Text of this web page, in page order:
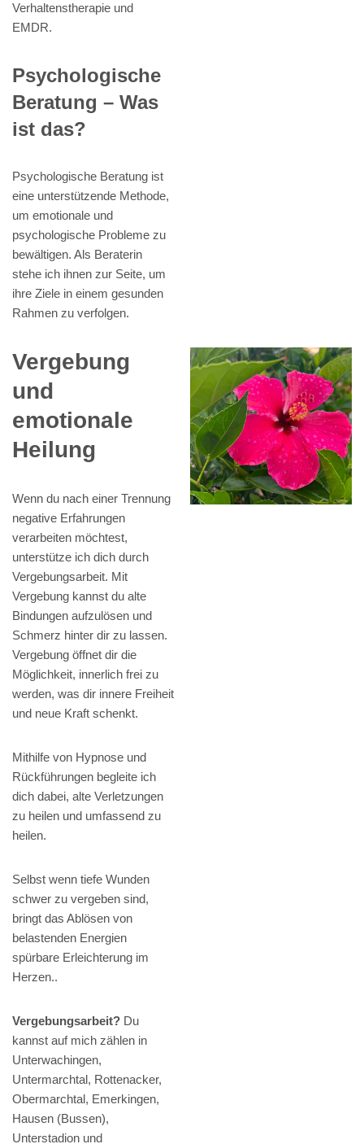
Verhaltenstherapie und
EMDR.
Psychologische
Beratung – Was
ist das?
Psychologische Beratung ist
eine unterstützende Methode,
um emotionale und
psychologische Probleme zu
bewältigen. Als Beraterin
stehe ich ihnen zur Seite, um
ihre Ziele in einem gesunden
Rahmen zu verfolgen.
Vergebung
und
emotionale
Heilung
Wenn du nach einer Trennung
negative Erfahrungen
verarbeiten möchtest,
unterstütze ich dich durch
Vergebungsarbeit. Mit
Vergebung kannst du alte
Bindungen aufzulösen und
Schmerz hinter dir zu lassen.
Vergebung öffnet dir die
Möglichkeit, innerlich frei zu
werden, was dir innere Freiheit
und neue Kraft schenkt.
Mithilfe von Hypnose und
Rückführungen begleite ich
dich dabei, alte Verletzungen
zu heilen und umfassend zu
heilen.
Selbst wenn tiefe Wunden
schwer zu vergeben sind,
bringt das Ablösen von
belastenden Energien
spürbare Erleichterung im
Herzen..
Vergebungsarbeit? Du
kannst auf mich zählen in
Unterwachingen,
Untermarchtal, Rottenacker,
Obermarchtal, Emerkingen,
Hausen (Bussen),
Unterstadion und